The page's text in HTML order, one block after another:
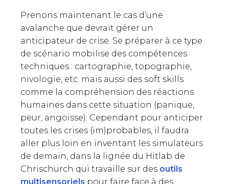
Prenons maintenant le cas d’une
avalanche que devrait gérer un
anticipateur de crise. Se préparer à ce type
de scénario mobilise des compétences
techniques : cartographie, topographie,
nivologie, etc. mais aussi des soft skills
comme la compréhension des réactions
humaines dans cette situation (panique,
peur, angoisse). Cependant pour anticiper
toutes les crises (im)probables, il faudra
aller plus loin en inventant les simulateurs
de demain, dans la lignée du Hitlab de
Chrischurch qui travaille sur des outils
multisensoriels pour faire face à des